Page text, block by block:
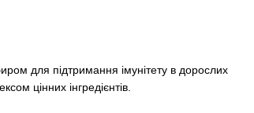
для підтримання імунітету в дорослих
цінних інгредієнтів.